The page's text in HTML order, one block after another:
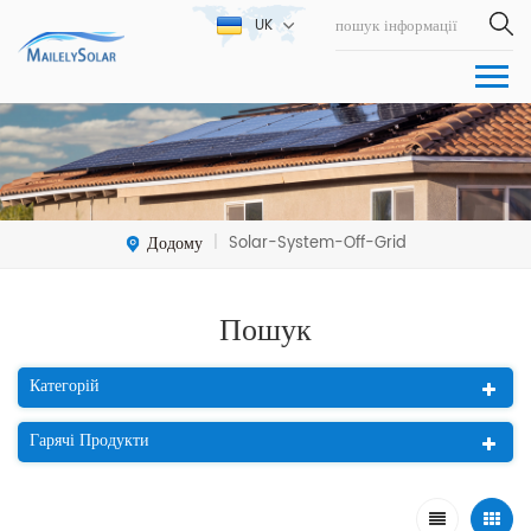
UK
Додому | Solar-System-Off-Grid
Пошук
Категорій
Гарячі Продукти